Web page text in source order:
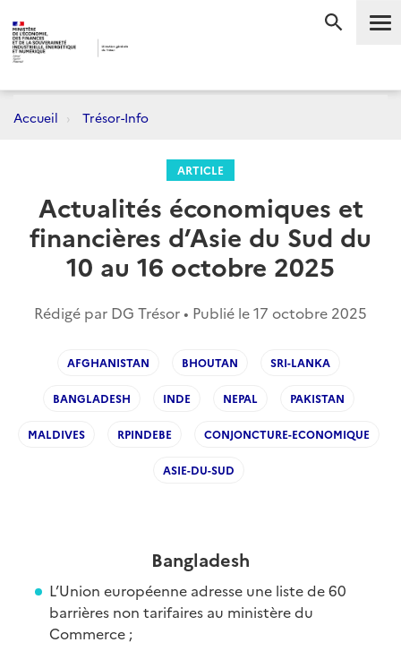
Accueil Trésor-Info
ARTICLE
Actualités économiques et
financières d’Asie du Sud du
10 au 16 octobre 2025
Rédigé par DG Trésor • Publié le17 octobre 2025
AFGHANISTAN BHOUTAN SRI-LANKA
BANGLADESH INDE NEPAL PAKISTAN
MALDIVES RPINDEBE CONJONCTURE-ECONOMIQUE
ASIE-DU-SUD
Bangladesh
L’Union européenne adresse une liste de 60
barrières non tarifaires au ministère du
Commerce ;